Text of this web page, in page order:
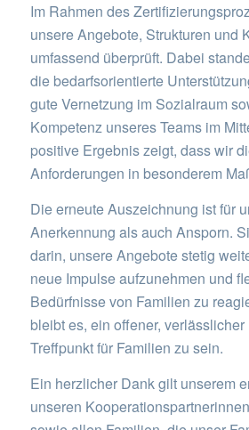
Im Rahmen des
unsere Angebote, Strukturen und
umfassend überprüft. Dabei
die bedarfsorientierte
gute Vernetzung im Sozialraum
Kompetenz unseres Teams im
positive Ergebnis zeigt, dass wir
Anforderungen in besonderem
Die erneute Auszeichnung ist für
Anerkennung als auch Ansporn.
darin, unsere Angebote stetig
neue Impulse aufzunehmen und
Bedürfnisse von Familien zu
bleibt es, ein offener,
Treffpunkt für Familien zu sein.
Ein herzlicher Dank gilt unserem
unseren